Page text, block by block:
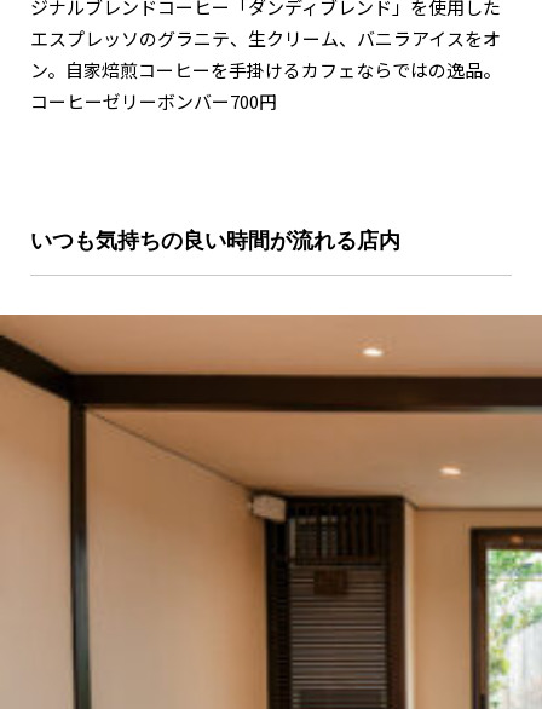
ジナルブレンドコーヒー「ダンディブレンド」を使用した
エスプレッソのグラニテ、生クリーム、バニラアイスをオ
ン。自家焙煎コーヒーを手掛けるカフェならではの逸品。
コーヒーゼリーボンバー700円
いつも気持ちの良い時間が流れる店内